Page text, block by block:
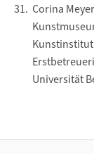
Corina
Kunstinstitut
Universität